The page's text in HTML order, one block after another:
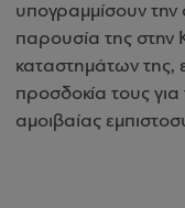
υπογραμμίσουν την
παρουσία της
καταστημάτων
προσδοκία τους
αμοιβαίας